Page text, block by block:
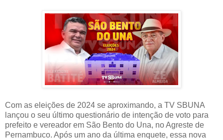
Com as eleições de 2024 se aproximando, a TV SBUNA
lançou o seu último questionário de intenção de voto para
prefeito e vereador em São Bento do Una, no Agreste de
Pernambuco. Após um ano da última enquete, essa nova